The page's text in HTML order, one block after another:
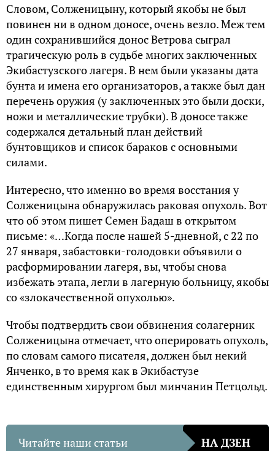
Словом, Солженицыну, который якобы не был
повинен ни в одном доносе, очень везло. Меж тем
один сохранившийся донос Ветрова сыграл
трагическую роль в судьбе многих заключенных
Экибастузского лагеря. В нем были указаны дата
бунта и имена его организаторов, а также был дан
перечень оружия (у заключенных это были доски,
ножи и металлические трубки). В доносе также
содержался детальный план действий
бунтовщиков и список бараков с основными
силами.
Интересно, что именно во время восстания у
Солженицына обнаружилась раковая опухоль. Вот
что об этом пишет Семен Бадаш в открытом
письме: «…Когда после нашей 5-дневной, с 22 по
27 января, забастовки-голодовки объявили о
расформировании лагеря, вы, чтобы снова
избежать этапа, легли в лагерную больницу, якобы
со «злокачественной опухолью».
Чтобы подтвердить свои обвинения солагерник
Солженицына отмечает, что оперировать опухоль,
по словам самого писателя, должен был некий
Янченко, в то время как в Экибастузе
единственным хирургом был минчанин Петцольд.
Читайте наши статьи НА ДЗЕН